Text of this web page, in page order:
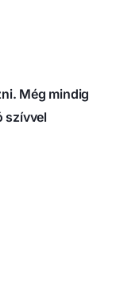
Még mindig
szívvel